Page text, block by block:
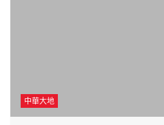
中華大地